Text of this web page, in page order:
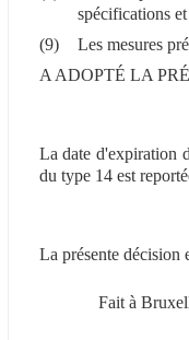
spécifications
(9)
Les mesures
A ADOPTÉ LA
La date d'expiration
du type 14 est
La présente décision
Fait à